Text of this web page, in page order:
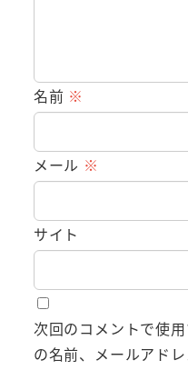
名前 ※
メール ※
サイト
次回のコメントで使
の名前、メールアド